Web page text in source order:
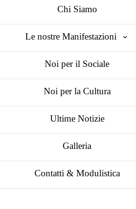
Chi Siamo
Le nostre Manifestazioni
Noi per il Sociale
Noi per la Cultura
Ultime Notizie
Galleria
Contatti & Modulistica